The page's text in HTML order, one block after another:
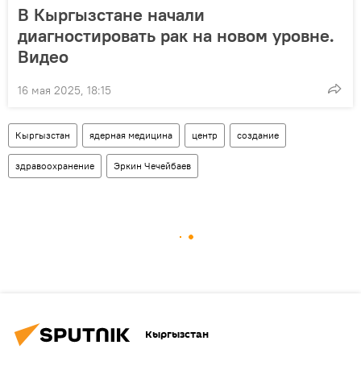
В Кыргызстане начали
диагностировать рак на новом уровне.
Видео
16 мая 2025, 18:15
Кыргызстан ядерная медицина центр создание
здравоохранение Эркин Чечейбаев
Кыргызстан